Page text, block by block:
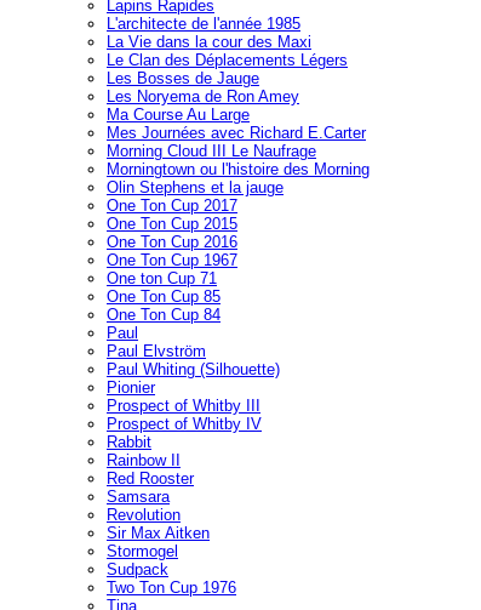
Lapins Rapides
L'architecte de l'année 1985
La Vie dans la cour des Maxi
Le Clan des Déplacements Légers
Les Bosses de Jauge
Les Noryema de Ron Amey
Ma Course Au Large
Mes Journées avec Richard E.Carter
Morning Cloud III Le Naufrage
Morningtown ou l'histoire des Morning
Olin Stephens et la jauge
One Ton Cup 2017
One Ton Cup 2015
One Ton Cup 2016
One Ton Cup 1967
One ton Cup 71
One Ton Cup 85
One Ton Cup 84
Paul
Paul Elvström
Paul Whiting (Silhouette)
Pionier
Prospect of Whitby III
Prospect of Whitby IV
Rabbit
Rainbow II
Red Rooster
Samsara
Revolution
Sir Max Aitken
Stormogel
Sudpack
Two Ton Cup 1976
Tina